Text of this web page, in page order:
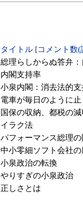
タイトル [コメント数
総理らしからぬ答弁
内閣支持率
小泉内閣：消去法的支
電車が毎日のように
国保の収納、都税の減
イラク法
パフォーマンス総理
中小零細ソフト会社
小泉政治の転換
やりすぎの小泉政治
正しさとは